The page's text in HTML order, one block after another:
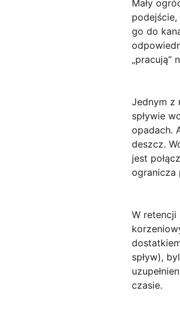
Mały
go do
„pracują”
Jednym z
spływie
opadach.
deszcz.
jest
ogranicza
W retencji
spływ),
czasie.